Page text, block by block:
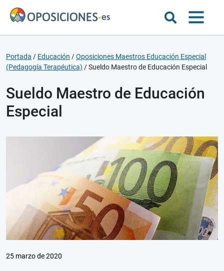
Portada / Educación /Oposiciones Maestros Educación Especial
(Pedagogía Terapéutica) /Sueldo Maestro de Educación Especial
Sueldo Maestro de Educación
Especial
25 marzo de 2020